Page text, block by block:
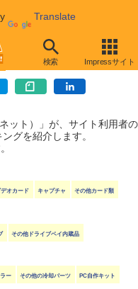
Translate
検索 Impressサイト
ツ編）
ット）」が、サイト利用者の
グを紹介します。
デオカード キャプチャ その他カード類
その他ドライブベイ内蔵品
ー その他の冷却パーツ PC自作キット